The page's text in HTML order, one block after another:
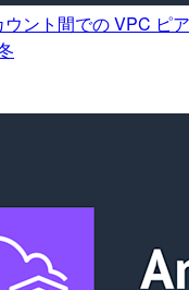
ント間での VPC ピ